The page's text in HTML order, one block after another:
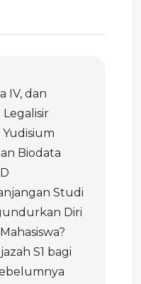
IV, dan
Legalisir
Biodata
Studi
Diri
S1 bagi